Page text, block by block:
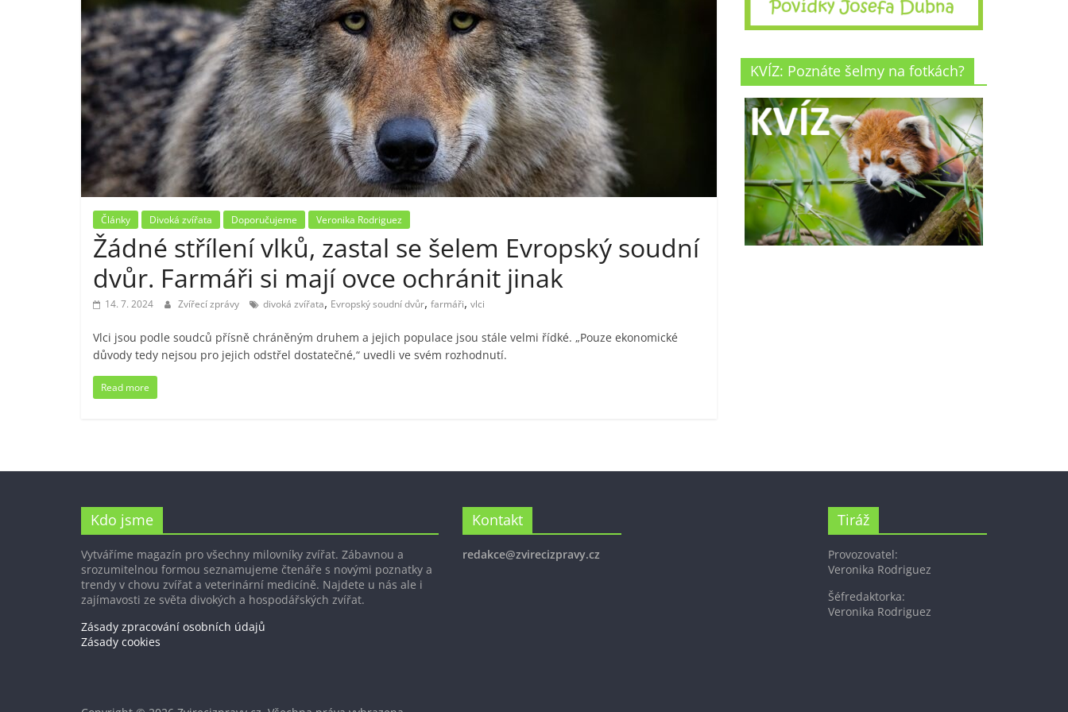
Články Divoká zvířata Doporučujeme Veronika Rodriguez
Žádné střílení vlků, zastal se šelem Evropský soudní
dvůr. Farmáři si mají ovce ochránit jinak
14. 7. 2024 Zvířecí zprávy divoká zvířata, Evropský soudní dvůr, farmáři, vlci
Vlci jsou podle soudců přísně chráněným druhem a jejich populace jsou stále velmi řídké. „Pouze ekonomické
důvody tedy nejsou pro jejich odstřel dostatečné,“ uvedli ve svém rozhodnutí.
Read more
KVÍZ: Poznáte šelmy na fotkách?
Kdo jsme
Vytváříme magazín pro všechny milovníky zvířat. Zábavnou a
srozumitelnou formou seznamujeme čtenáře s novými poznatky a
trendy v chovu zvířat a veterinární medicíně. Najdete u nás ale i
zajímavosti ze světa divokých a hospodářských zvířat.
Zásady zpracování osobních údajů
Zásady cookies
Kontakt
redakce@zvirecizpravy.cz
Tiráž
Provozovatel:
Veronika Rodriguez
Šéfredaktorka:
Veronika Rodriguez